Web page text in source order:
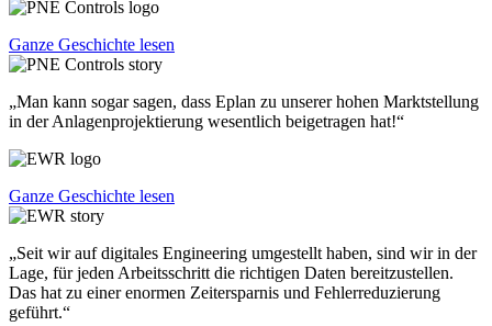
Ganze Geschichte lesen
„Man kann sogar sagen, dass Eplan zu unserer hohen Marktstellung
in der Anlagenprojektierung wesentlich beigetragen hat!“
Ganze Geschichte lesen
„Seit wir auf digitales Engineering umgestellt haben, sind wir in der
Lage, für jeden Arbeitsschritt die richtigen Daten bereitzustellen.
Das hat zu einer enormen Zeitersparnis und Fehlerreduzierung
geführt.“